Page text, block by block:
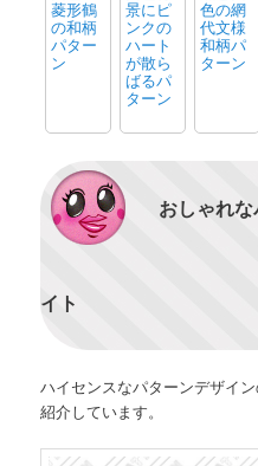
菱形鶴
の和柄
パター
ン
景にピ
ンクの
ハート
が散ら
ばるパ
ターン
色の網
代文様
和柄パ
ターン
おしゃれ
イト
ハイセンスなパターンデザイ
紹介しています。